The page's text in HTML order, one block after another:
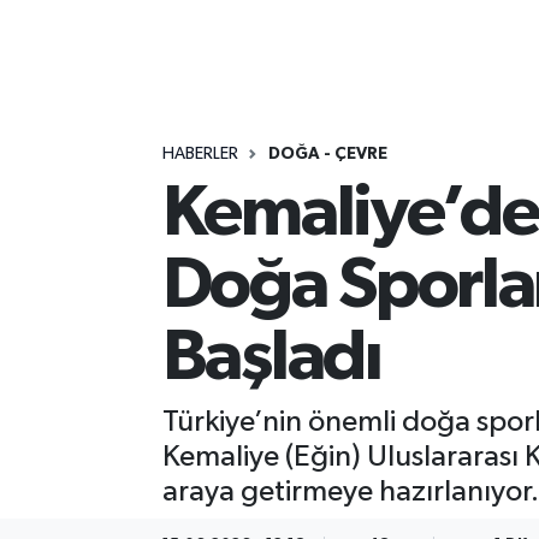
HABERLER DOĞA - ÇEVRE
Doğa
Başladı
Türkiye’nin önemli doğa
Kemaliye (Eğin)
araya getirmeye hazırlanıyor.